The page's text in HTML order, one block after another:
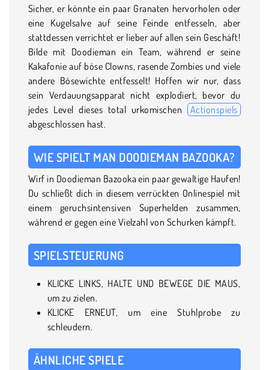
Sicher, er könnte ein paar Granaten hervorholen oder
eine Kugelsalve auf seine Feinde entfesseln, aber
stattdessen verrichtet er lieber auf allen sein Geschäft!
Bilde mit Doodieman ein Team, während er seine
Kakafonie auf böse Clowns, rasende Zombies und viele
andere Bösewichte entfesselt! Hoffen wir nur, dass
sein Verdauungsapparat nicht explodiert, bevor du
jedes Level dieses total urkomischen
Actionspiels
abgeschlossen hast.
WIE SPIELT MAN DOODIEMAN BAZOOKA?
Wirf in Doodieman Bazooka ein paar gewaltige Haufen!
Du schließt dich in diesem verrückten Onlinespiel mit
einem geruchsintensiven Superhelden zusammen,
während er gegen eine Vielzahl von Schurken kämpft.
SPIELSTEUERUNG
KLICKE LINKS, HALTE UND BEWEGE DIE MAUS,
um zu zielen.
KLICKE ERNEUT, um eine Stuhlprobe zu
schleudern.
ÄHNLICHE SPIELE